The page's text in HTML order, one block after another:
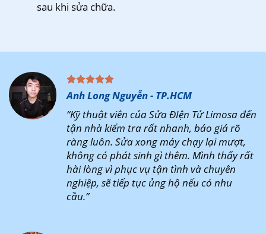
sau khi sửa chữa.
Anh Long Nguyễn - TP.HCM
“Kỹ thuật viên của Sửa ĐIện Tử Limosa đến
tận nhà kiểm tra rất nhanh, báo giá rõ
ràng luôn. Sửa xong máy chạy lại mượt,
không có phát sinh gì thêm. Mình thấy rất
hài lòng vì phục vụ tận tình và chuyên
nghiệp, sẽ tiếp tục ủng hộ nếu có nhu
cầu.”